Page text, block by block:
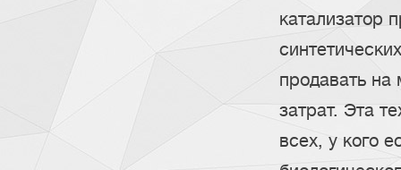
катализатор
продавать на
затрат. Эта
всех, у кого